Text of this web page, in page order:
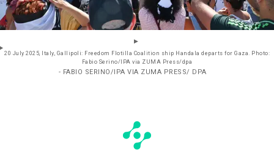
20 July 2025, Italy, Gallipoli: Freedom Flotilla Coalition ship Handala departs for Gaza. Photo:
Fabio Serino/IPA via ZUMA Press/dpa
- FABIO SERINO/IPA VIA ZUMA PRESS/ DPA